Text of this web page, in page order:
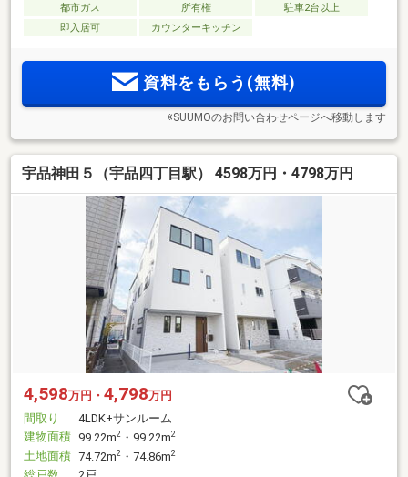
都市ガス 所有権
駐車2台以上
即入居可
カウンターキッチン
資料をもらう(無料)
※SUUMOのお問い合わせページへ移動します
宇品神田５（宇品四丁目駅） 4598万円・4798万円
4,598万円・ 4,798万円
間取り
4LDK+サンルーム
建物面積 99.22m2 ・99.22m2
土地面積 74.72m2 ・74.86m2